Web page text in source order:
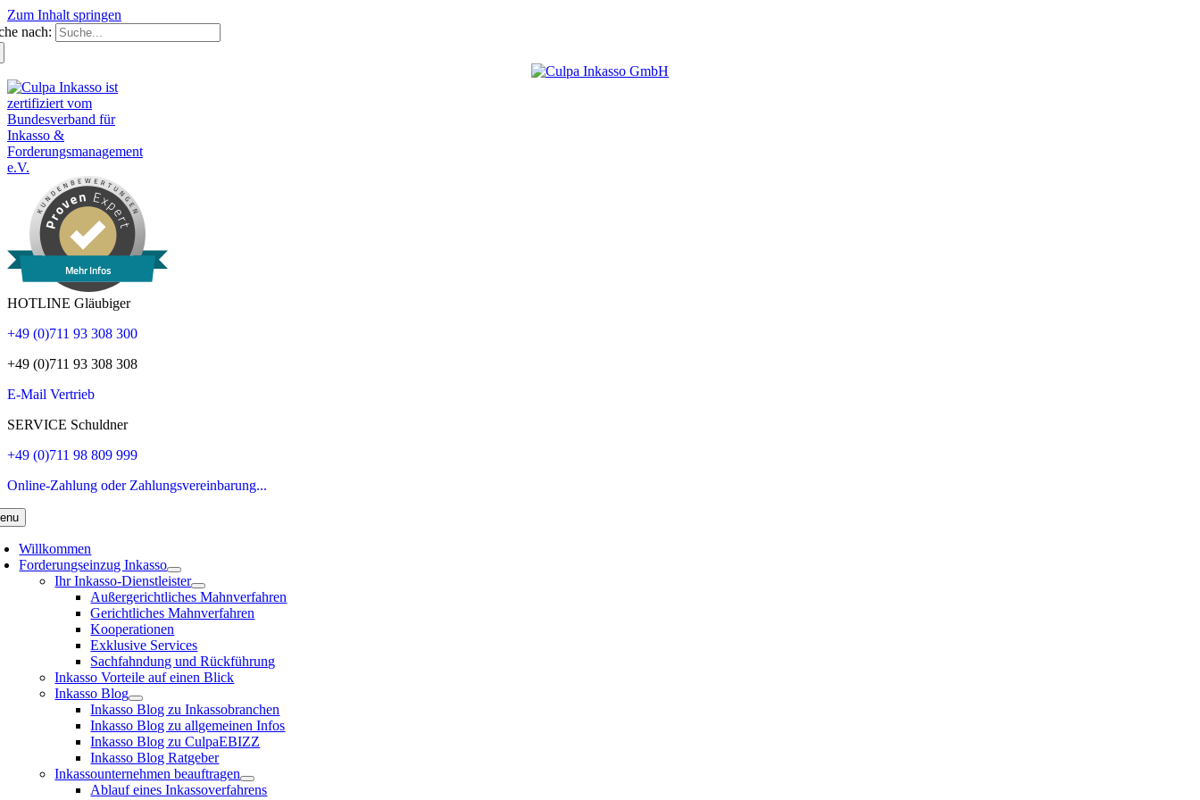
Zum Inhalt springen
nach:
Mehr Infos
HOTLINE Gläubiger
+49 (0)711 93 308 300
+49 (0)711 93 308 308
E-Mail Vertrieb
SERVICE Schuldner
+49 (0)711 98 809 999
Online-Zahlung oder Zahlungsvereinbarung...
Willkommen
Forderungseinzug Inkasso
Ihr Inkasso-Dienstleister
Außergerichtliches Mahnverfahren
Gerichtliches Mahnverfahren
Kooperationen
Exklusive Services
Sachfahndung und Rückführung
Inkasso Vorteile auf einen Blick
Inkasso Blog
Inkasso Blog zu Inkassobranchen
Inkasso Blog zu allgemeinen Infos
Inkasso Blog zu CulpaEBIZZ
Inkasso Blog Ratgeber
Inkassounternehmen beauftragen
Ablauf eines Inkassoverfahrens